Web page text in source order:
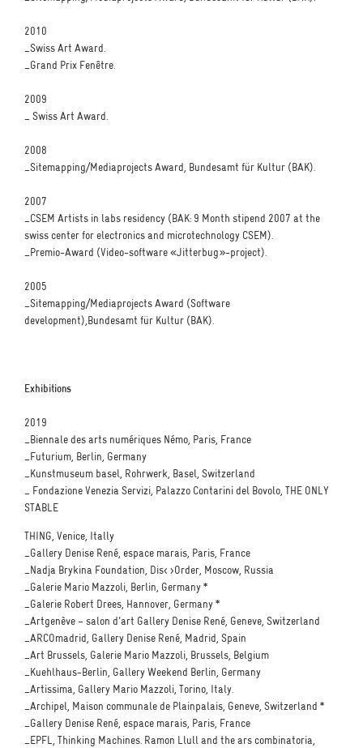
2010
_Swiss Art Award.
_Grand Prix Fenêtre.
2009
_ Swiss Art Award.
2008
_Sitemapping/Mediaprojects Award, Bundesamt für Kultur (BAK).
2007
_CSEM Artists in labs residency (BAK: 9 Month stipend 2007 at the
swiss center for electronics and microtechnology CSEM).
_Premio-Award (Video-software «Jitterbug»-project).
2005
_Sitemapping/Mediaprojects Award (Software
development),Bundesamt für Kultur (BAK).
Exhibitions
2019
_Biennale des arts numériques Némo, Paris, France
_Futurium, Berlin, Germany
_Kunstmuseum basel, Rohrwerk, Basel, Switzerland
_ Fondazione Venezia Servizi, Palazzo Contarini del Bovolo, THE ONLY
STABLE
THING, Venice, Itally
_Gallery Denise René, espace marais, Paris, France
_Nadja Brykina Foundation, Dis< >Order, Moscow, Russia
_Galerie Mario Mazzoli, Berlin, Germany *
_Galerie Robert Drees, Hannover, Germany *
_Artgenève – salon d'art Gallery Denise René, Geneve, Switzerland
_ARCOmadrid, Gallery Denise René, Madrid, Spain
_Art Brussels, Galerie Mario Mazzoli, Brussels, Belgium
_Kuehlhaus-Berlin, Gallery Weekend Berlin, Germany
_Artissima, Gallery Mario Mazzoli, Torino, Italy.
_Archipel, Maison communale de Plainpalais, Geneve, Switzerland *
_Gallery Denise René, espace marais, Paris, France
_EPFL, Thinking Machines. Ramon Llull and the ars combinatoria,